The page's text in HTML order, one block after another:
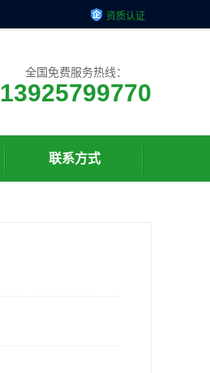
资质认证
全国免费服务热线：
13925799770
联系方式